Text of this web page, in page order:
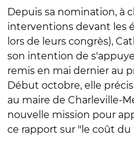
Depuis sa nomination, à
interventions devant les
lors de leurs congrès),
son intention de
remis en mai dernier au
Début octobre, elle
au maire de Charleville-
nouvelle mission pour
ce rapport sur "le coût du